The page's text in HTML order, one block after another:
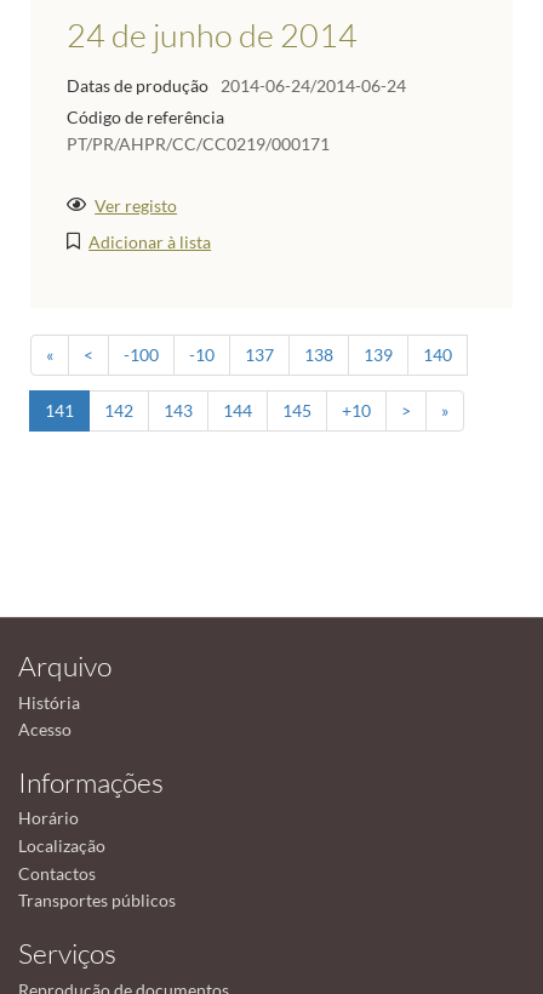
24 de junho de 2014
Datas de produção
2014-06-24/2014-06-24
Código de referência
PT/PR/AHPR/CC/CC0219/000171
Ver registo
Adicionar à lista
« < -100 -10 137 138 139 140
141 142 143 144 145 +10 > »
Arquivo
História
Acesso
Informações
Horário
Localização
Contactos
Transportes públicos
Serviços
Reprodução de documentos